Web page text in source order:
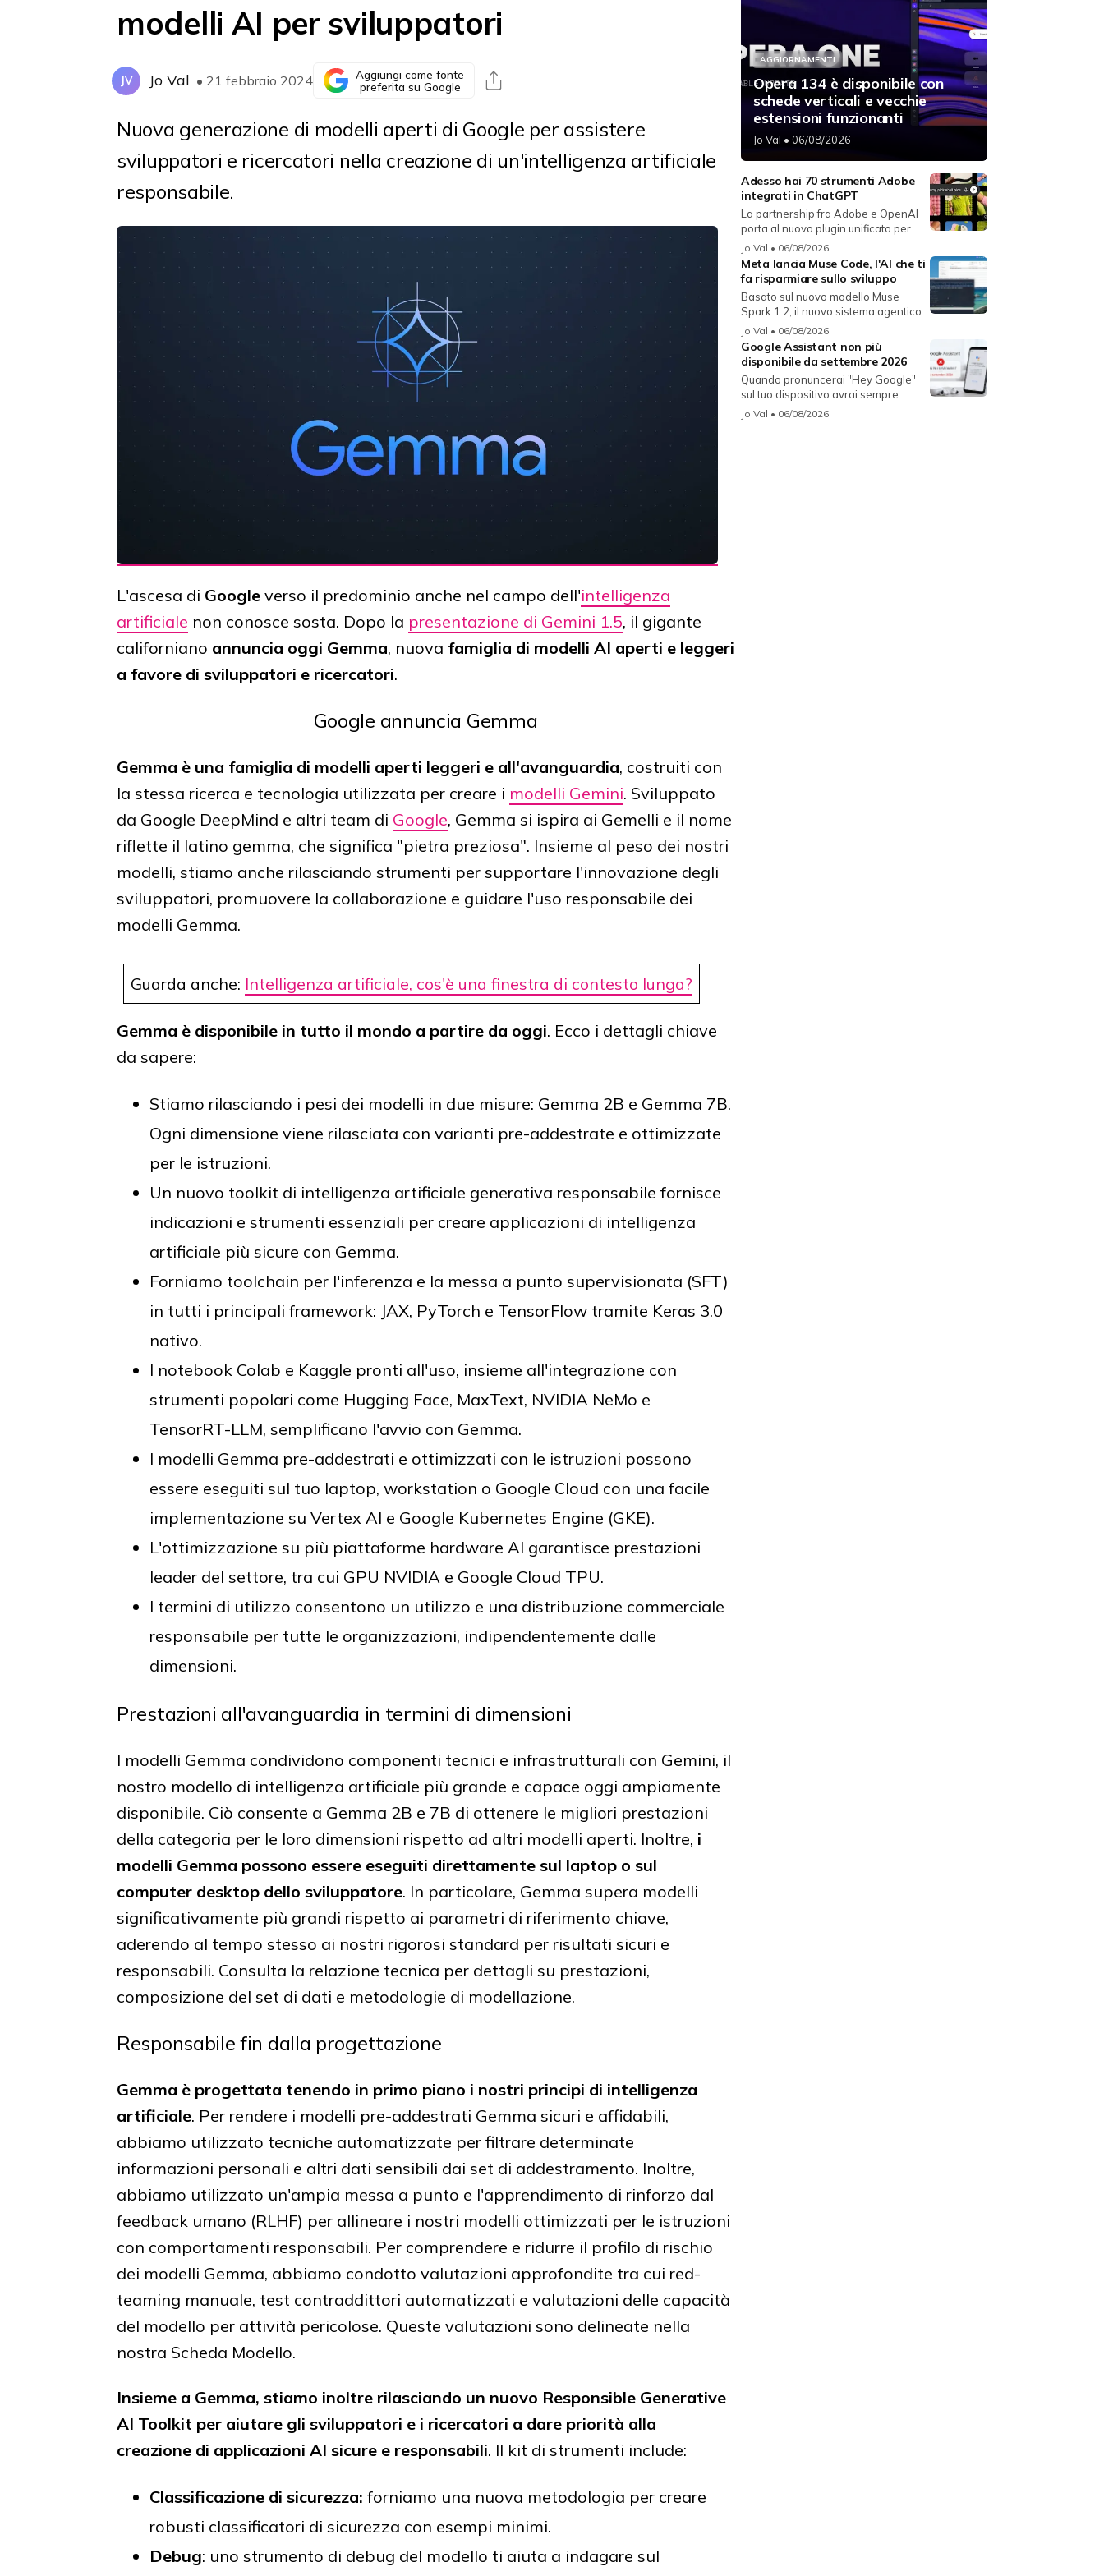
modelli AI per sviluppatori
JV Jo Val • 21 febbraio 2024
Aggiungi come fonte
preferita su Google
Nuova generazione di modelli aperti di Google per assistere
sviluppatori e ricercatori nella creazione di un'intelligenza artificiale
responsabile.
L'ascesa di Google verso il predominio anche nel campo dell'intelligenza
artificiale non conosce sosta. Dopo la presentazione di Gemini 1.5, il gigante
californiano annuncia oggi Gemma, nuova famiglia di modelli AI aperti e leggeri
a favore di sviluppatori e ricercatori.
Google annuncia Gemma
Gemma è una famiglia di modelli aperti leggeri e all'avanguardia, costruiti con
la stessa ricerca e tecnologia utilizzata per creare i modelli Gemini. Sviluppato
da Google DeepMind e altri team di Google, Gemma si ispira ai Gemelli e il nome
riflette il latino gemma, che significa "pietra preziosa". Insieme al peso dei nostri
modelli, stiamo anche rilasciando strumenti per supportare l'innovazione degli
sviluppatori, promuovere la collaborazione e guidare l'uso responsabile dei
modelli Gemma.
Guarda anche: Intelligenza artificiale, cos'è una finestra di contesto lunga?
Gemma è disponibile in tutto il mondo a partire da oggi. Ecco i dettagli chiave
da sapere:
Stiamo rilasciando i pesi dei modelli in due misure: Gemma 2B e Gemma 7B.
Ogni dimensione viene rilasciata con varianti pre-addestrate e ottimizzate
per le istruzioni.
Un nuovo toolkit di intelligenza artificiale generativa responsabile fornisce
indicazioni e strumenti essenziali per creare applicazioni di intelligenza
artificiale più sicure con Gemma.
Forniamo toolchain per l'inferenza e la messa a punto supervisionata (SFT)
in tutti i principali framework: JAX, PyTorch e TensorFlow tramite Keras 3.0
nativo.
I notebook Colab e Kaggle pronti all'uso, insieme all'integrazione con
strumenti popolari come Hugging Face, MaxText, NVIDIA NeMo e
TensorRT-LLM, semplificano l'avvio con Gemma.
I modelli Gemma pre-addestrati e ottimizzati con le istruzioni possono
essere eseguiti sul tuo laptop, workstation o Google Cloud con una facile
implementazione su Vertex AI e Google Kubernetes Engine (GKE).
L'ottimizzazione su più piattaforme hardware AI garantisce prestazioni
leader del settore, tra cui GPU NVIDIA e Google Cloud TPU.
I termini di utilizzo consentono un utilizzo e una distribuzione commerciale
responsabile per tutte le organizzazioni, indipendentemente dalle
dimensioni.
Prestazioni all'avanguardia in termini di dimensioni
I modelli Gemma condividono componenti tecnici e infrastrutturali con Gemini, il
nostro modello di intelligenza artificiale più grande e capace oggi ampiamente
disponibile. Ciò consente a Gemma 2B e 7B di ottenere le migliori prestazioni
della categoria per le loro dimensioni rispetto ad altri modelli aperti. Inoltre, i
modelli Gemma possono essere eseguiti direttamente sul laptop o sul
computer desktop dello sviluppatore. In particolare, Gemma supera modelli
significativamente più grandi rispetto ai parametri di riferimento chiave,
aderendo al tempo stesso ai nostri rigorosi standard per risultati sicuri e
responsabili. Consulta la relazione tecnica per dettagli su prestazioni,
composizione del set di dati e metodologie di modellazione.
Responsabile fin dalla progettazione
Gemma è progettata tenendo in primo piano i nostri principi di intelligenza
artificiale. Per rendere i modelli pre-addestrati Gemma sicuri e affidabili,
abbiamo utilizzato tecniche automatizzate per filtrare determinate
informazioni personali e altri dati sensibili dai set di addestramento. Inoltre,
abbiamo utilizzato un'ampia messa a punto e l'apprendimento di rinforzo dal
feedback umano (RLHF) per allineare i nostri modelli ottimizzati per le istruzioni
con comportamenti responsabili. Per comprendere e ridurre il profilo di rischio
dei modelli Gemma, abbiamo condotto valutazioni approfondite tra cui red-
teaming manuale, test contraddittori automatizzati e valutazioni delle capacità
del modello per attività pericolose. Queste valutazioni sono delineate nella
nostra Scheda Modello.
Insieme a Gemma, stiamo inoltre rilasciando un nuovo Responsible Generative
AI Toolkit per aiutare gli sviluppatori e i ricercatori a dare priorità alla
creazione di applicazioni AI sicure e responsabili. Il kit di strumenti include:
Classificazione di sicurezza: forniamo una nuova metodologia per creare
robusti classificatori di sicurezza con esempi minimi.
Debug: uno strumento di debug del modello ti aiuta a indagare sul
AGGIORNAMENTI
Opera 134 è disponibile con
schede verticali e vecchie
estensioni funzionanti
Jo Val • 06/08/2026
Adesso hai 70 strumenti Adobe
integrati in ChatGPT
La partnership fra Adobe e OpenAI
porta al nuovo plugin unificato per...
Jo Val • 06/08/2026
Meta lancia Muse Code, l'AI che ti
fa risparmiare sullo sviluppo
Basato sul nuovo modello Muse
Spark 1.2, il nuovo sistema agentico
fun...
Jo Val • 06/08/2026
Google Assistant non più
disponibile da settembre 2026
Quando pronuncerai "Hey Google"
sul tuo dispositivo avrai sempre
Gemin...
Jo Val • 06/08/2026